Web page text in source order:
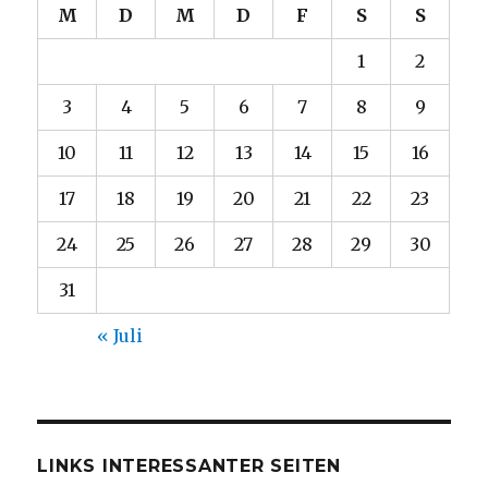
M D M D F S S
1 2
3 4 5 6 7 8 9
10 11 12 13 14 15 16
17 18 19 20 21 22 23
24 25 26 27 28 29 30
31
« Juli
LINKS INTERESSANTER SEITEN